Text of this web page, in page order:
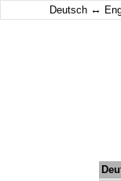
Deutsch ↔